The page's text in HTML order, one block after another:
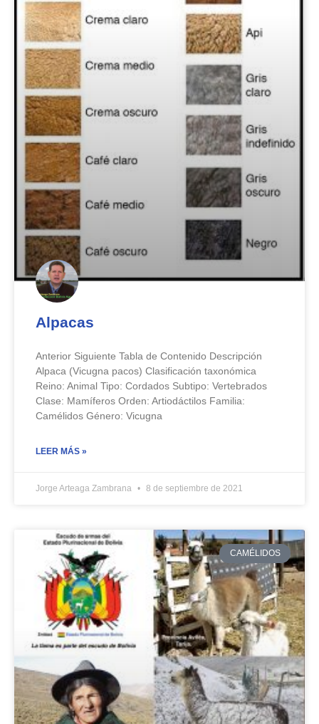
Alpacas
Anterior Siguiente Tabla de Contenido Descripción
Alpaca (Vicugna pacos) Clasificación taxonómica
Reino: Animal Tipo: Cordados Subtipo: Vertebrados
Clase: Mamíferos Orden: Artiodáctilos Familia:
Camélidos Género: Vicugna
LEER MÁS »
Jorge Arteaga Zambrana 8 de septiembre de 2021
CAMÉLIDOS